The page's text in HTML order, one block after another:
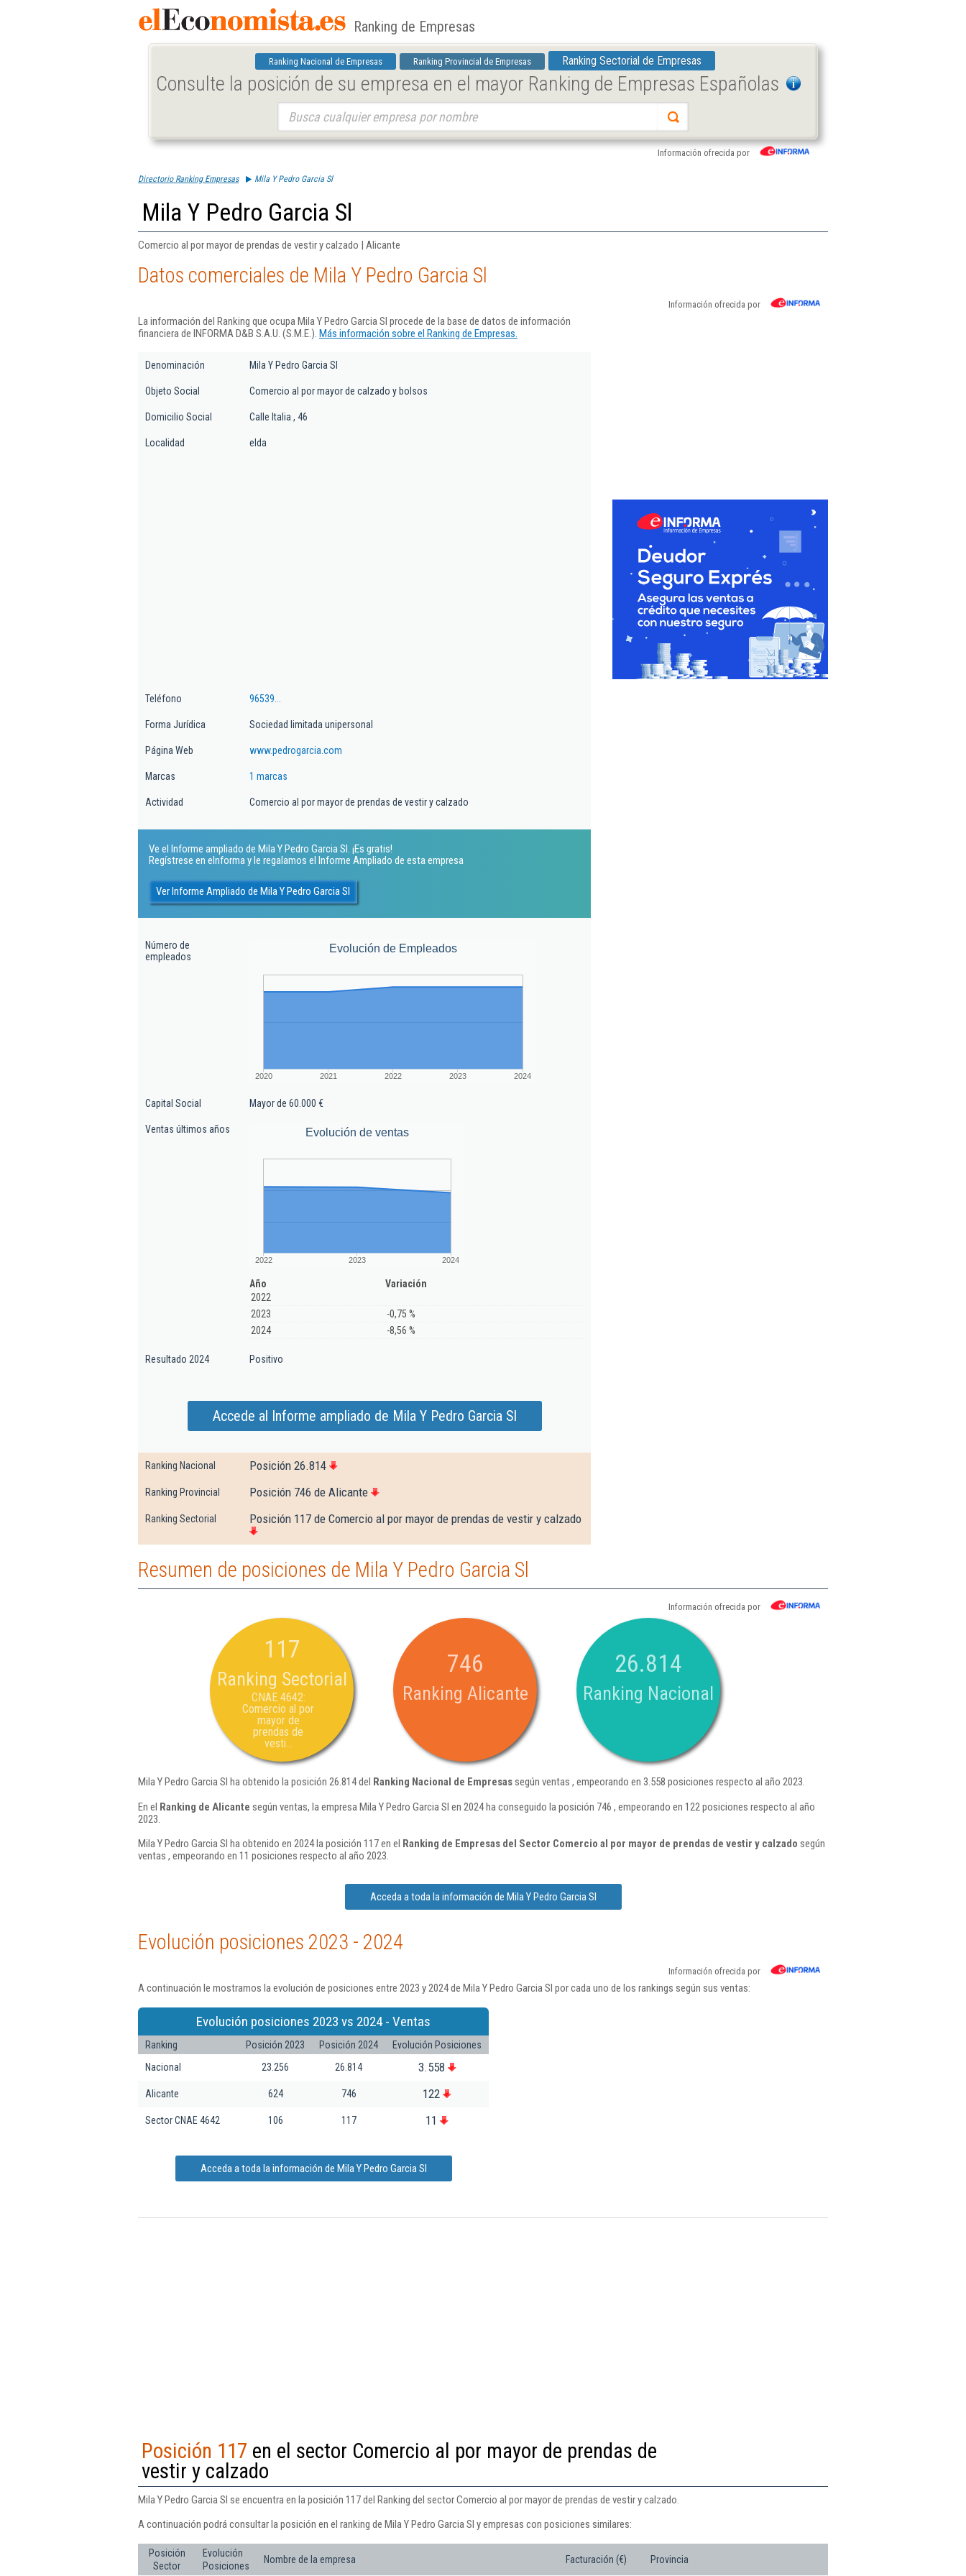
Ranking de Empresas
Ranking Nacional de Empresas Ranking Provincial de Empresas Ranking Sectorial de Empresas
Consulte la posición de su empresa en el mayor Ranking de Empresas Españolas
Información ofrecida por
Directorio Ranking Empresas Mila Y Pedro Garcia Sl
Mila Y Pedro Garcia Sl
Comercio al por mayor de prendas de vestir y calzado | Alicante
Datos comerciales de Mila Y Pedro Garcia Sl
Información ofrecida por
La información del Ranking que ocupa Mila Y Pedro Garcia Sl procede de la base de datos de información
financiera de INFORMA D&B S.A.U. (S.M.E.). Más información sobre el Ranking de Empresas.
Denominación Mila Y Pedro Garcia Sl
Objeto Social Comercio al por mayor de calzado y bolsos
Domicilio Social Calle Italia , 46
Localidad elda
Teléfono 96539...
Forma Jurídica Sociedad limitada unipersonal
Página Web www.pedrogarcia.com
Marcas 1 marcas
Actividad Comercio al por mayor de prendas de vestir y calzado
Ve el Informe ampliado de Mila Y Pedro Garcia Sl. ¡Es gratis!
Regístrese en eInforma y le regalamos el Informe Ampliado de esta empresa
Ver Informe Ampliado de Mila Y Pedro Garcia Sl
Número de
empleados
Evolución de Empleados
2020 2021 2022 2023 2024
Capital Social Mayor de 60.000 €
Ventas últimos años Evolución de ventas
2022 2023 2024
Año
Variación
2022
2023
-0,75 %
2024
-8,56 %
Resultado 2024 Positivo
Accede al Informe ampliado de Mila Y Pedro Garcia Sl
Ranking Nacional Posición 26.814
Ranking Provincial Posición 746 de Alicante
Ranking Sectorial Posición 117 de Comercio al por mayor de prendas de vestir y calzado
Resumen de posiciones de Mila Y Pedro Garcia Sl
Información ofrecida por
117
Ranking Sectorial
CNAE 4642:
Comercio al por
mayor de
prendas de
vesti...
746
Ranking Alicante
26.814
Ranking Nacional
Mila Y Pedro Garcia Sl ha obtenido la posición 26.814 del Ranking Nacional de Empresassegún ventas , empeorando en 3.558 posiciones respecto al año 2023.
En el Ranking de Alicante según ventas, la empresa Mila Y Pedro Garcia Sl en 2024 ha conseguido la posición 746 , empeorando en 122 posiciones respecto al año
2023.
Mila Y Pedro Garcia Sl ha obtenido en 2024 la posición 117 en el Ranking de Empresas del Sector Comercio al por mayor de prendas de vestir y calzado según
ventas , empeorando en 11 posiciones respecto al año 2023.
Acceda a toda la información de Mila Y Pedro Garcia Sl
Evolución posiciones 2023 - 2024
Información ofrecida por
A continuación le mostramos la evolución de posiciones entre 2023 y 2024 de Mila Y Pedro Garcia Sl por cada uno de los rankings según sus ventas:
Evolución posiciones 2023 vs 2024 - Ventas
Ranking Posición 2023 Posición 2024
Evolución Posiciones
Nacional
23.256 26.814 3.558
Alicante 624 746 122
Sector CNAE 4642 106 117 11
Acceda a toda la información de Mila Y Pedro Garcia Sl
Posición 117 en el sector Comercio al por mayor de prendas de
vestir y calzado
Mila Y Pedro Garcia Sl se encuentra en la posición 117 del Ranking del sector Comercio al por mayor de prendas de vestir y calzado.
A continuación podrá consultar la posición en el ranking de Mila Y Pedro Garcia Sl y empresas con posiciones similares:
Posición
Sector
Evolución
Posiciones
Nombre de la empresa Facturación (€) Provincia